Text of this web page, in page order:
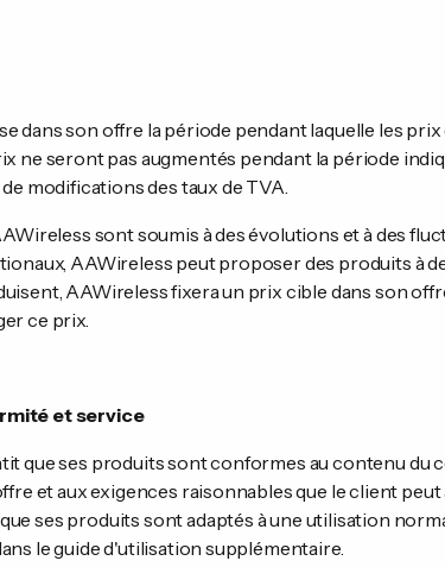
dans son offre la période pendant laquelle les
ne seront pas augmentés pendant la période
modifications des taux de TVA.
sont soumis à des évolutions et à des
AAWireless peut proposer des produits à
AAWireless fixera un prix cible dans son
ce prix.
et service
que ses produits sont conformes au contenu du
et aux exigences raisonnables que le client
ses produits sont adaptés à une utilisation
le guide d'utilisation supplémentaire.